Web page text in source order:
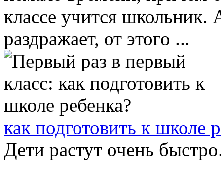
классе учится
раздражает, от этого ...
как подготовить к школе
Дети растут очень